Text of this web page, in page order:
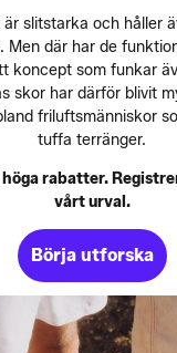
slitstarka och håller
Men där har de
koncept som funkar
skor har därför blivit
friluftsmänniskor
tuffa terränger.
höga rabatter.
vårt urval.
Börja utforska